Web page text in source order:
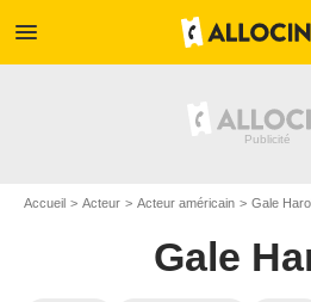
menu
Accueil Acteur Acteur américain Gale
Gale